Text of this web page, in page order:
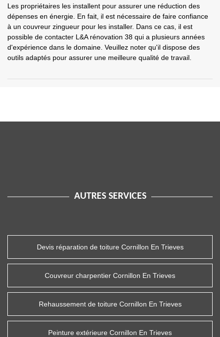
Les propriétaires les installent pour assurer une réduction des
dépenses en énergie. En fait, il est nécessaire de faire confiance
à un couvreur zingueur pour les installer. Dans ce cas, il est
possible de contacter L&A rénovation 38 qui a plusieurs années
d'expérience dans le domaine. Veuillez noter qu'il dispose des
outils adaptés pour assurer une meilleure qualité de travail.
AUTRES SERVICES
Devis réparation de toiture Cornillon En Trieves
Couvreur charpentier Cornillon En Trieves
Rehaussement de toiture Cornillon En Trieves
Peinture extérieure Cornillon En Trieves